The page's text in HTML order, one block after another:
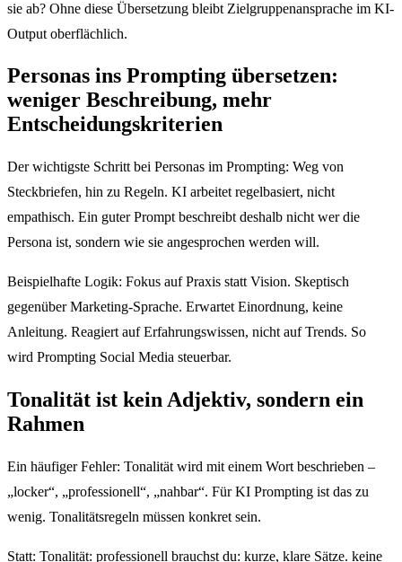
sie ab? Ohne diese Übersetzung bleibt Zielgruppenansprache im KI-
Output oberflächlich.
Personas ins Prompting übersetzen:
weniger Beschreibung, mehr
Entscheidungskriterien
Der wichtigste Schritt bei Personas im Prompting: Weg von
Steckbriefen, hin zu Regeln. KI arbeitet regelbasiert, nicht
empathisch. Ein guter Prompt beschreibt deshalb nicht wer die
Persona ist, sondern wie sie angesprochen werden will.
Beispielhafte Logik: Fokus auf Praxis statt Vision. Skeptisch
gegenüber Marketing-Sprache. Erwartet Einordnung, keine
Anleitung. Reagiert auf Erfahrungswissen, nicht auf Trends. So
wird Prompting Social Media steuerbar.
Tonalität ist kein Adjektiv, sondern ein
Rahmen
Ein häufiger Fehler: Tonalität wird mit einem Wort beschrieben –
„locker“, „professionell“, „nahbar“. Für KI Prompting ist das zu
wenig. Tonalitätsregeln müssen konkret sein.
Statt: Tonalität: professionell brauchst du: kurze, klare Sätze. keine